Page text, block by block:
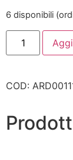
6 disponibili
COD: